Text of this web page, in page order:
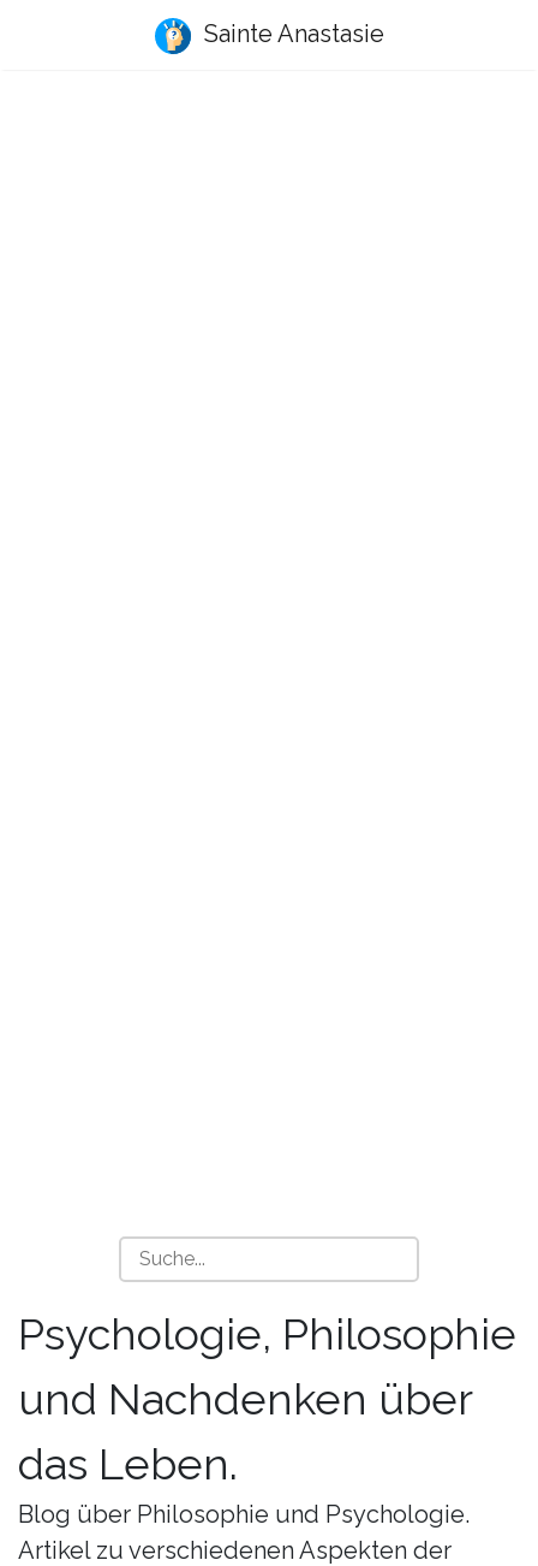
Sainte Anastasie
Psychologie, Philosophie
und Nachdenken über
das Leben.
Blog über Philosophie und Psychologie.
Artikel zu verschiedenen Aspekten der